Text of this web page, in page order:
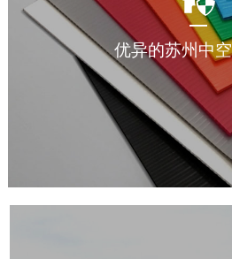
优异的苏州中